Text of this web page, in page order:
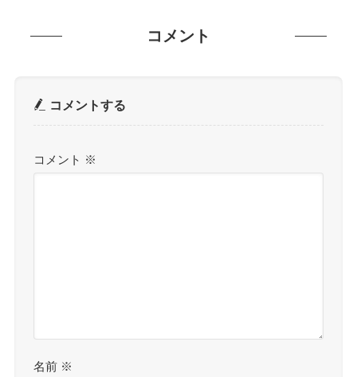
コメント
コメントする
コメント ※
名前 ※